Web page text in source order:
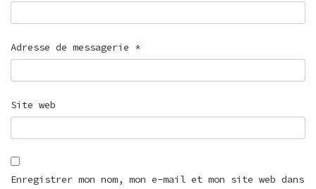
Adresse de messagerie *
Site web
Enregistrer mon nom, mon e-mail et mon site web dans